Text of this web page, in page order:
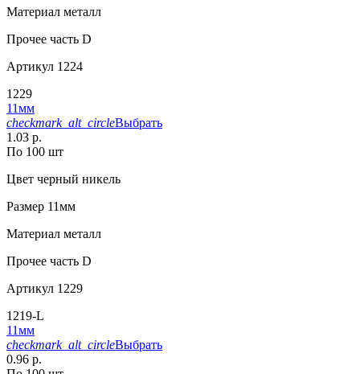
Материал металл
Прочее часть D
Артикул 1224
1229
11мм
checkmark_alt_circleВыбрать
1.03 р.
По 100 шт
Цвет черный никель
Размер 11мм
Материал металл
Прочее часть D
Артикул 1229
1219-L
11мм
checkmark_alt_circleВыбрать
0.96 р.